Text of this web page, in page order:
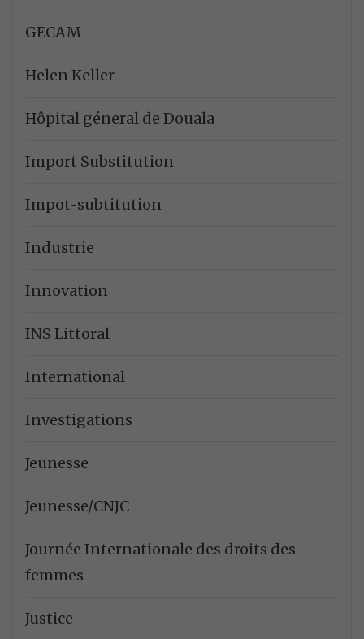
GECAM
Helen Keller
Hôpital géneral de Douala
Import Substitution
Impot-subtitution
Industrie
Innovation
INS Littoral
International
Investigations
Jeunesse
Jeunesse/CNJC
Journée Internationale des droits des
femmes
Justice